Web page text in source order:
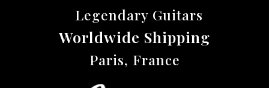
Legendary Guitars
Worldwide Shipping
Paris, France